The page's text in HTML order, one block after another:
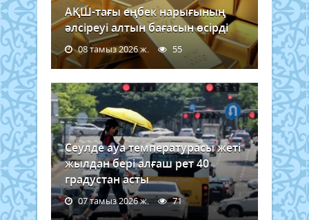
АҚШ-тағы еңбек нарығының
әлсіреуі алтын бағасын өсірді
08 тамыз 2026 ж. 55
Сеулде ауа температурасы жеті
жылдан бері алғаш рет 40
градустан асты
07 тамыз 2026 ж. 71